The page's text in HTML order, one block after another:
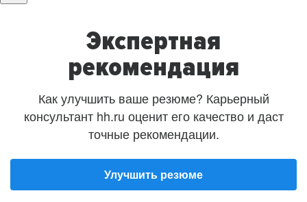
Экспертная
рекомендация
Как улучшить ваше резюме? Карьерный
консультант hh.ru оценит его качество и даст
точные рекомендации.
Улучшить резюме